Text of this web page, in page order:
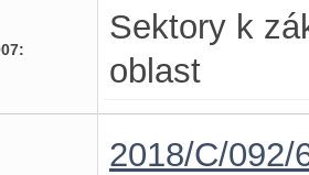
Sektory k
oblast
2018/C/092/